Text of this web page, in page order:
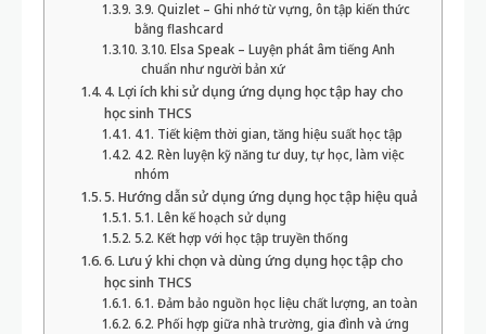
3.9. Quizlet – Ghi nhớ từ vựng, ôn tập kiến thức
bằng flashcard
3.10. Elsa Speak – Luyện phát âm tiếng Anh
chuẩn như người bản xứ
4. Lợi ích khi sử dụng ứng dụng học tập hay cho
học sinh THCS
4.1. Tiết kiệm thời gian, tăng hiệu suất học tập
4.2. Rèn luyện kỹ năng tư duy, tự học, làm việc
nhóm
5. Hướng dẫn sử dụng ứng dụng học tập hiệu quả
5.1. Lên kế hoạch sử dụng
5.2. Kết hợp với học tập truyền thống
6. Lưu ý khi chọn và dùng ứng dụng học tập cho
học sinh THCS
6.1. Đảm bảo nguồn học liệu chất lượng, an toàn
6.2. Phối hợp giữa nhà trường, gia đình và ứng